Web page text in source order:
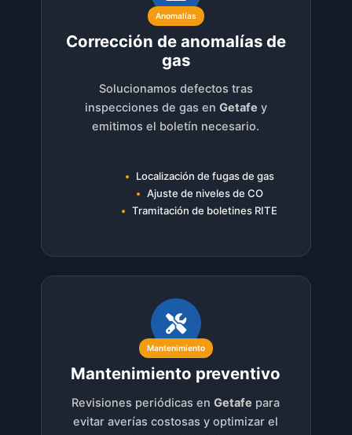
Anomalías
Corrección de anomalías de
gas
Solucionamos defectos tras
inspecciones de gas en Getafe y
emitimos el boletín necesario.
Localización de fugas de gas
Ajuste de niveles de CO
Tramitación de boletines RITE
Mantenimiento
Mantenimiento preventivo
Revisiones periódicas enGetafe para
evitar averías costosas y optimizar el